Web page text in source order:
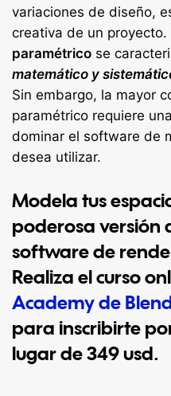
variaciones de diseño,
creativa de un
paramétrico se
matemático y
Sin embargo, la mayor
paramétrico requiere
dominar el software de
desea utilizar.
Modela tus
poderosa versión
software de
Realiza el curso
Academy de
para inscribirte
lugar de 349 usd.